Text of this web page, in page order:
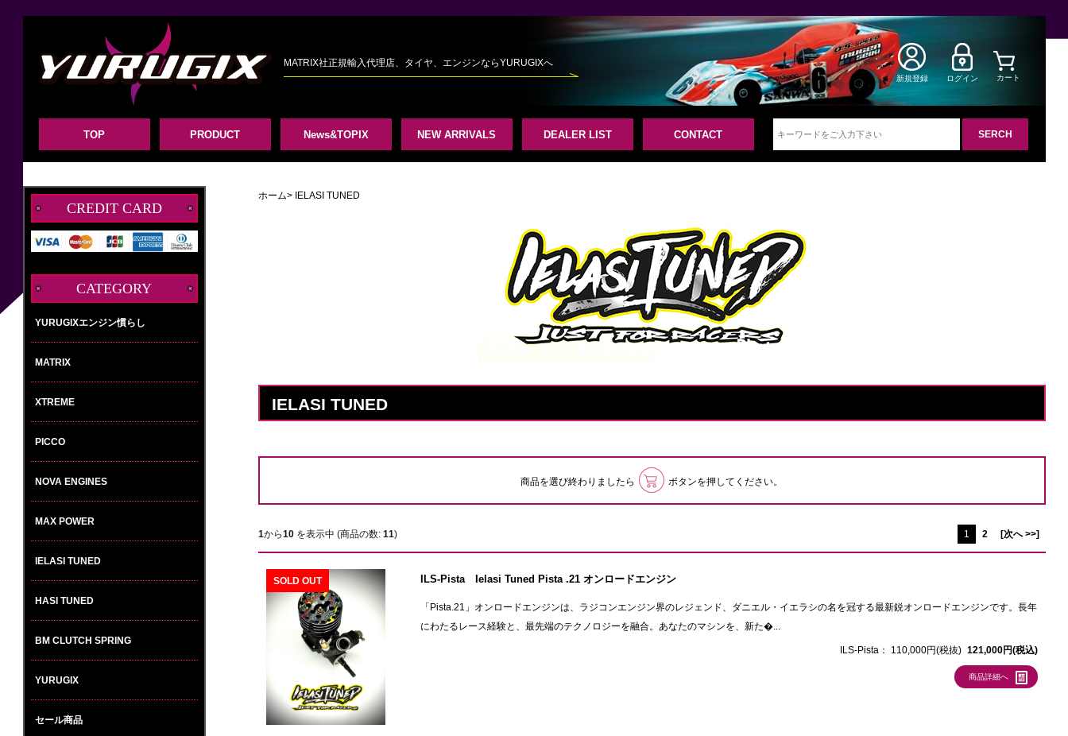
MATRIX社正規輸入代理店、タイヤ、エンジンならYURUGIXへ
新規登録 ログイン カート
TOP PRODUCT News&TOPIX NEW ARRIVALS DEALER LIST CONTACT
CREDIT CARD
CATEGORY
YURUGIXエンジン慣らし
MATRIX
XTREME
PICCO
NOVA ENGINES
MAX POWER
IELASI TUNED
HASI TUNED
BM CLUTCH SPRING
YURUGIX
セール商品
ホーム> IELASI TUNED
IELASI TUNED
商品を選び終わりましたら ボタンを押してください。
1 2 [次へ >>]
1から10を表示中 (商品の数: 11)
ILS-Pista Ielasi Tuned Pista .21 オンロードエンジン
「Pista.21」オンロードエンジンは、ラジコンエンジン界のレジェンド、ダニエル・イエラシの名を冠する最新鋭オンロードエンジンです。長年
にわたるレース経験と、最先端のテクノロジーを融合。あなたのマシンを、新た�...
ILS-Pista： 110,000円(税抜) 121,000円(税込)
商品詳細へ
SOLD OUT